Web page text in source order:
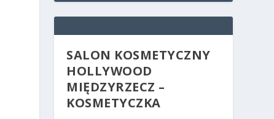
SALON KOSMETYCZNY
HOLLYWOOD
MIĘDZYRZECZ –
KOSMETYCZKA